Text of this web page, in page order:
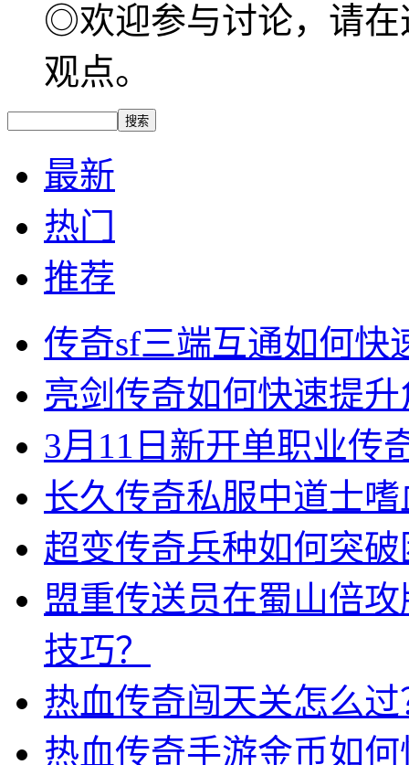
◎欢迎参与讨论，请在
观点。
最新
热门
推荐
传奇sf三端互通如何快
亮剑传奇如何快速提
3月11日新开单职业传
长久传奇私服中道士
超变传奇兵种如何突
盟重传送员在蜀山倍
技巧？
热血传奇闯天关怎么
热血传奇手游金币如